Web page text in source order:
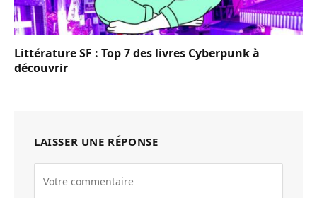
Littérature SF : Top 7 des livres Cyberpunk à
découvrir
LAISSER UNE RÉPONSE